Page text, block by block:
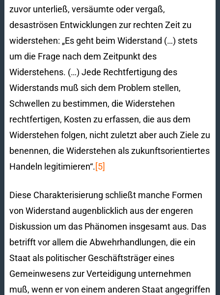
zuvor unterließ, versäumte oder vergaß,
desaströsen Entwicklungen zur rechten Zeit zu
widerstehen: „Es geht beim Widerstand (…) stets
um die Frage nach dem Zeitpunkt des
Widerstehens. (…) Jede Rechtfertigung des
Widerstands muß sich dem Problem stellen,
Schwellen zu bestimmen, die Widerstehen
rechtfertigen, Kosten zu erfassen, die aus dem
Widerstehen folgen, nicht zuletzt aber auch Ziele zu
benennen, die Widerstehen als zukunftsorientiertes
Handeln legitimieren“.[5]
Diese Charakterisierung schließt manche Formen
von Widerstand augenblicklich aus der engeren
Diskussion um das Phänomen insgesamt aus. Das
betrifft vor allem die Abwehrhandlungen, die ein
Staat als politischer Geschäftsträger eines
Gemeinwesens zur Verteidigung unternehmen
muß, wenn er von einem anderen Staat angegriffen